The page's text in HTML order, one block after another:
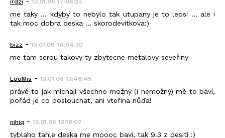
me taky ... kdyby to nebylo tak utupany je to lepsi ... ale i
tak moc dobra deska ... skorodevitkova:)
bizz - 13.01.06 14:04:30
me tam serou takovy ty zbytecne metalovy seveřiny
LooMis - 13.01.06 13:46:45
právě to jak míchají všechno možný (i nemožný) mě to baví,
pořád je co poslouchat, ani vteřina nůďa!
nihiq - 13.01.06 13:18:07
tyblaho tahle deska me moooc bavi, tak 9.3 z desiti :)